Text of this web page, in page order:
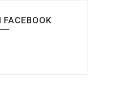
FACEBOOK